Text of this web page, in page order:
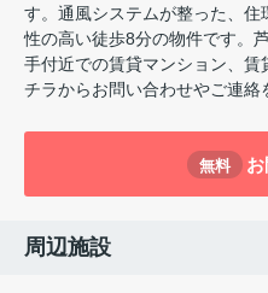
す。通風システムが整った、
性の高い徒歩8分の物件です。
手付近での賃貸マンション、
チラからお問い合わせやご連絡
無料
周辺施設